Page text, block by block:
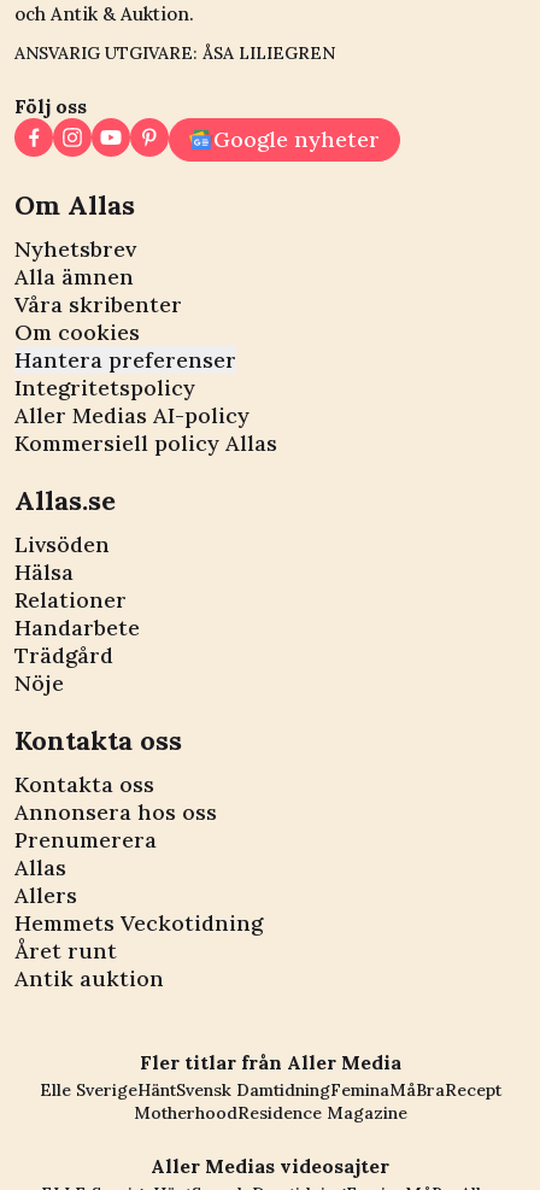
och Antik & Auktion.
ANSVARIG UTGIVARE: ÅSA LILIEGREN
Följ oss
Google nyheter
Om Allas
Nyhetsbrev
Alla ämnen
Våra skribenter
Om cookies
Hantera preferenser
Integritetspolicy
Aller Medias AI-policy
Kommersiell policy Allas
Allas.se
Livsöden
Hälsa
Relationer
Handarbete
Trädgård
Nöje
Kontakta oss
Kontakta oss
Annonsera hos oss
Prenumerera
Allas
Allers
Hemmets Veckotidning
Året runt
Antik auktion
Fler titlar från Aller Media
Elle SverigeHäntSvensk DamtidningFeminaMåBraRecept
MotherhoodResidence Magazine
Aller Medias videosajter